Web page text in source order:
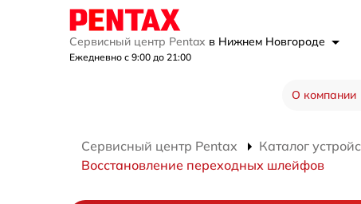
Сервисный центр Pentax в Нижнем Новгороде
Ежедневно с 9:00 до 21:00
О компании
Сервисный центр Pentax Каталог
Восстановление переходных шлейфов